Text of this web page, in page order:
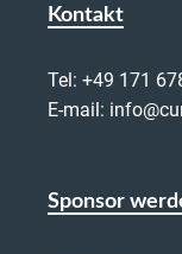
Kontakt
Tel: +49 171
E-mail:
Sponsor